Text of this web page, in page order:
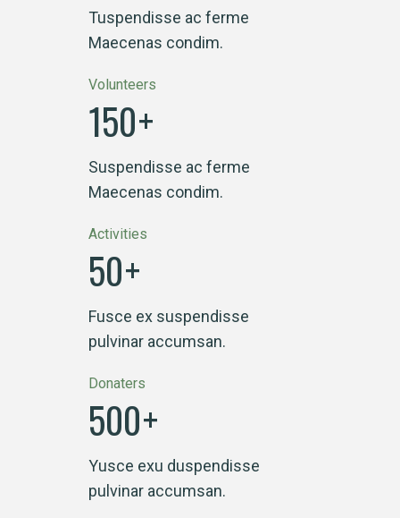
Tuspendisse ac ferme
Maecenas condim.
Volunteers
150+
Suspendisse ac ferme
Maecenas condim.
Activities
50+
Fusce ex suspendisse
pulvinar accumsan.
Donaters
500+
Yusce exu duspendisse
pulvinar accumsan.